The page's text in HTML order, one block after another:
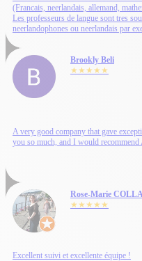
(Francais, neerlandais, allemand,
Les professeurs de langue sont tres
neerlandophones ou neerlandais par
Brookly Beli
★★★★★
A very good company that gave
you so much, and I would
Rose-Marie
★★★★★
Excellent suivi et excellente équipe !